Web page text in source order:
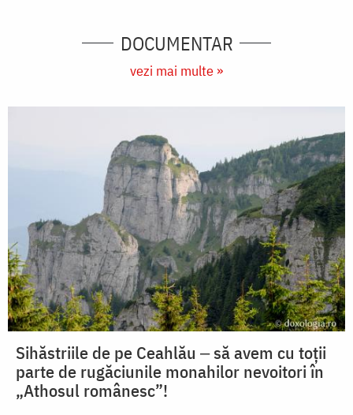
DOCUMENTAR
vezi mai multe »
Sihăstriile de pe Ceahlău ‒ să avem cu toții
parte de rugăciunile monahilor nevoitori în
„Athosul românesc”!